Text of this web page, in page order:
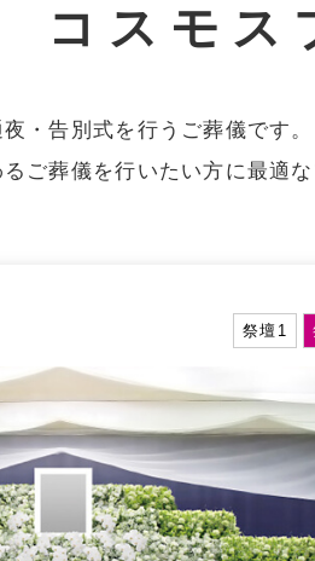
相談 アフターサポ
こすもす家族会館
るご質問 お葬式ブログ
コスモス
・告別式を⾏うご葬儀です
ご葬儀を行いたい方に最適な
祭壇1